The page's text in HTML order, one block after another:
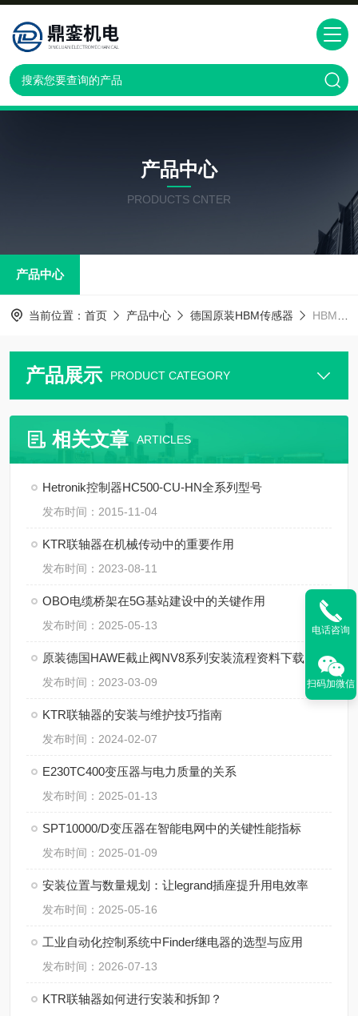
产品中心
PRODUCTS CNTER
产品中心
当前位置： 首页 产品中心 德国原装HBM传感器 HBM拉压力传感器
产品展示 PRODUCT CATEGORY
相关文章 ARTICLES
Hetronik控制器HC500-CU-HN全系列型号
发布时间：2015-11-04
KTR联轴器在机械传动中的重要作用
发布时间：2023-08-11
OBO电缆桥架在5G基站建设中的关键作用
发布时间：2025-05-13
原装德国HAWE截止阀NV8系列安装流程资料下载
发布时间：2023-03-09
KTR联轴器的安装与维护技巧指南
发布时间：2024-02-07
E230TC400变压器与电力质量的关系
发布时间：2025-01-13
SPT10000/D变压器在智能电网中的关键性能指标
发布时间：2025-01-09
安装位置与数量规划：让legrand插座提升用电效率
发布时间：2025-05-16
工业自动化控制系统中Finder继电器的选型与应用
发布时间：2026-07-13
KTR联轴器如何进行安装和拆卸？
电话咨询
扫码加微信